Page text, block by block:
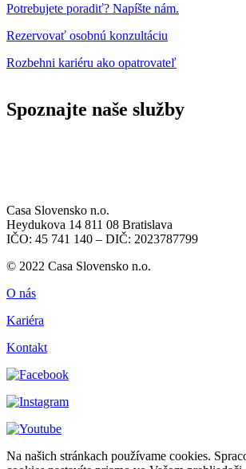
Potrebujete poradiť? Napíšte nám.
Rezervovať osobnú konzultáciu
Rozbehni kariéru ako opatrovateľ
Spoznajte naše služby
Casa Slovensko n.o.
Heydukova 14 811 08 Bratislava
IČO: 45 741 140 – DIČ: 2023787799
© 2022 Casa Slovensko n.o.
O nás
Kariéra
Kontakt
Na našich stránkach používame cookies.